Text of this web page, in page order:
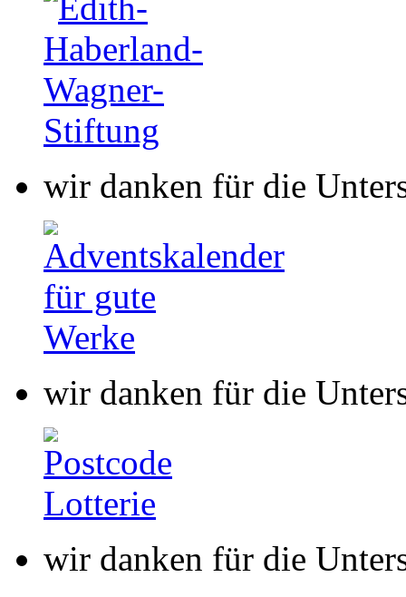
wir danken für die
wir danken für die
Stiftung für Menschen
München
Spendenkonto
buntkicktgut